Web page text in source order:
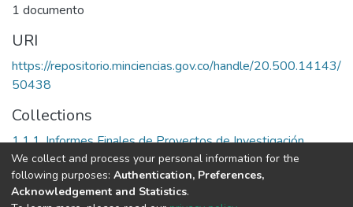
1 documento
URI
https://repositorio.minciencias.gov.co/handle/20.500.14143/
50438
Collections
1.1.1. Informes Finales de Proyectos de Investigación
Full item page
We collect and process your personal information for the
following purposes: Authentication, Preferences,
Acknowledgement and Statistics.